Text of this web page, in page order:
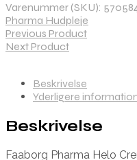
Varenummer (SKU):
Pharma Hudpleje
Previous Product
Next Product
Beskrivelse
Yderligere
Beskrivelse
Faaborg Pharma Helo